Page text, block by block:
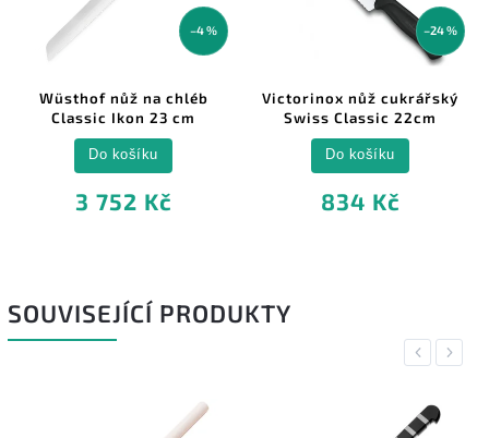
Victorinox nůž cukrářský
Swiss Classic 22cm
834 Kč
Do košíku
Victorinox nůž na
cm čerevený
720 Kč
Do košíku
SOUVISEJÍCÍ PRODUKTY
Previous
Next